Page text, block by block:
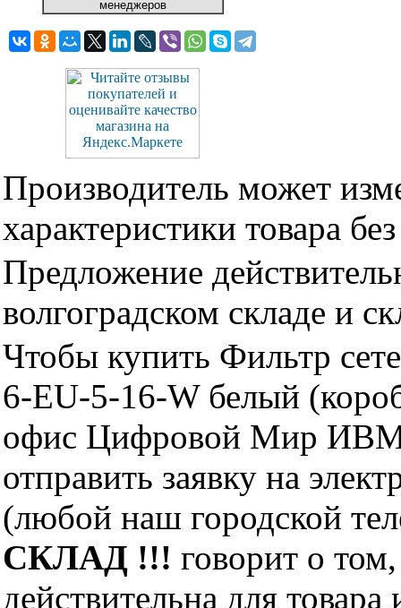
менеджеров
Производитель может
характеристики товара
Предложение
волгоградском складе и
Чтобы купить Фильтр
6-EU-5-16-W белый
офис Цифровой Мир ИВМ
отправить заявку на
(любой наш городской
СКЛАД !!! говорит о
действительна для